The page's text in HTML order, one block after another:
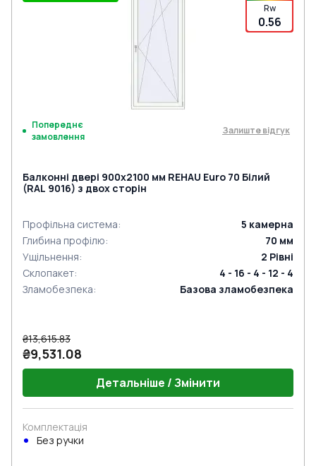
Rw
0.56
Попереднє
замовлення
Залиште відгук
Балконні двері 900x2100 мм REHAU Euro 70 Білий
(RAL 9016) з двох сторін
Профільна система: 5 камерна
Глибина профілю: 70 мм
Ущільнення: 2 Рівні
Склопакет:
4 - 16 - 4 - 12 - 4
Зламобезпека: Базова зламобезпека
₴13,615.83
₴9,531.08
Детальніше / Змінити
Комплектація
Без ручки